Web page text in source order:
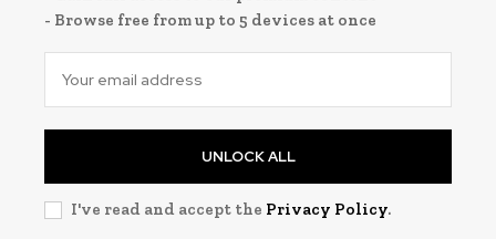
- Browse free from up to 5 devices at once
UNLOCK ALL
I've read and accept the Privacy Policy.